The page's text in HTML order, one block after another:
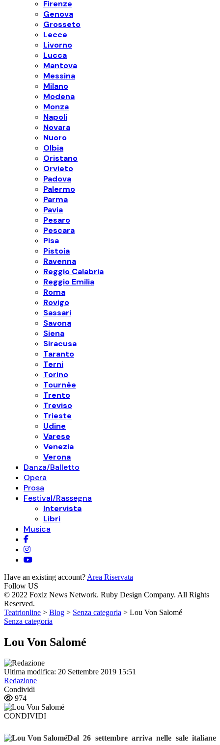
Firenze
Genova
Grosseto
Lecce
Livorno
Lucca
Mantova
Messina
Milano
Modena
Monza
Napoli
Novara
Nuoro
Olbia
Oristano
Orvieto
Padova
Palermo
Parma
Pavia
Pesaro
Pescara
Pisa
Pistoia
Ravenna
Reggio Calabria
Reggio Emilia
Roma
Rovigo
Sassari
Savona
Siena
Siracusa
Taranto
Terni
Torino
Tournèe
Trento
Treviso
Trieste
Udine
Varese
Venezia
Verona
Danza/Balletto
Opera
Prosa
Festival/Rassegna
Intervista
Libri
Musica
Have an existing account? Area Riservata
Follow US
© 2022 Foxiz News Network. Ruby Design Company. All Rights
Reserved.
Teatrionline > Blog > Senza categoria > Lou Von Salomé
Senza categoria
Lou Von Salomé
Ultima modifica: 20 Settembre 2019 15:51
Redazione
Condividi
974
CONDIVIDI
Dal26 settembrearriva nelle sale italiane